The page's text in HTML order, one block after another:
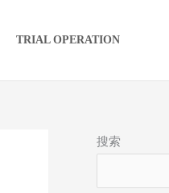
TRIAL OPERATION
搜索